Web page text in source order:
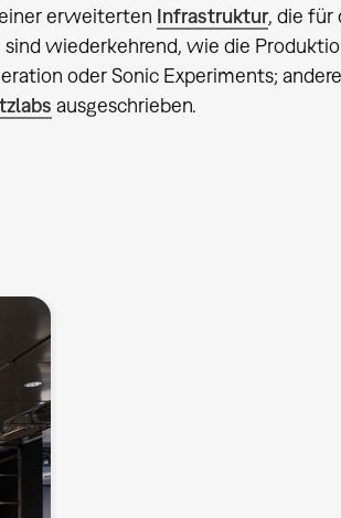
erweiterten Infrastruktur, die für
wiederkehrend, wie die
oder Sonic Experiments;
ausgeschrieben.